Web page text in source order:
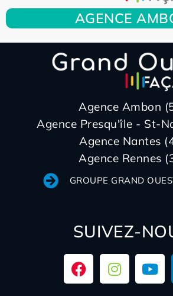
AGENCE
Agence Ambon
Agence Presqu'île - St-
Agence Nantes
Agence Rennes
GROUPE GRAND
SUIVEZ-